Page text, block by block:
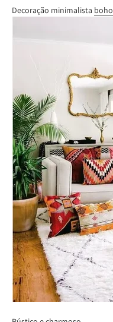
Decoração minimalista boho